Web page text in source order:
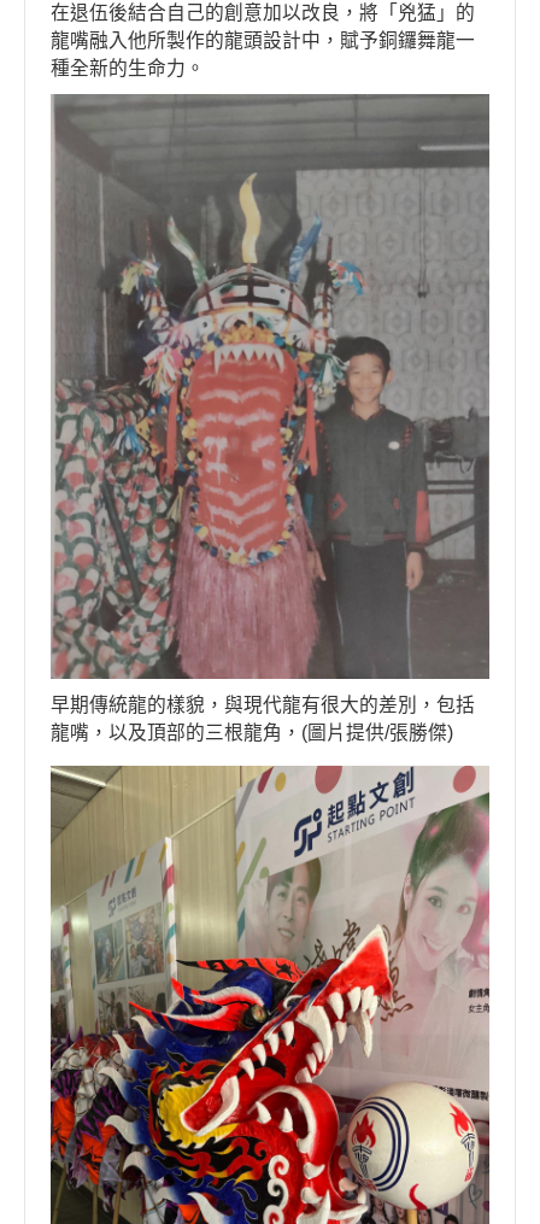
在退伍後結合自己的創意加以改良，將「兇猛」的
龍嘴融入他所製作的龍頭設計中，賦予銅鑼舞龍一
種全新的生命力。
早期傳統龍的樣貌，與現代龍有很大的差別，包括
龍嘴，以及頂部的三根龍角，(圖片提供/張勝傑)